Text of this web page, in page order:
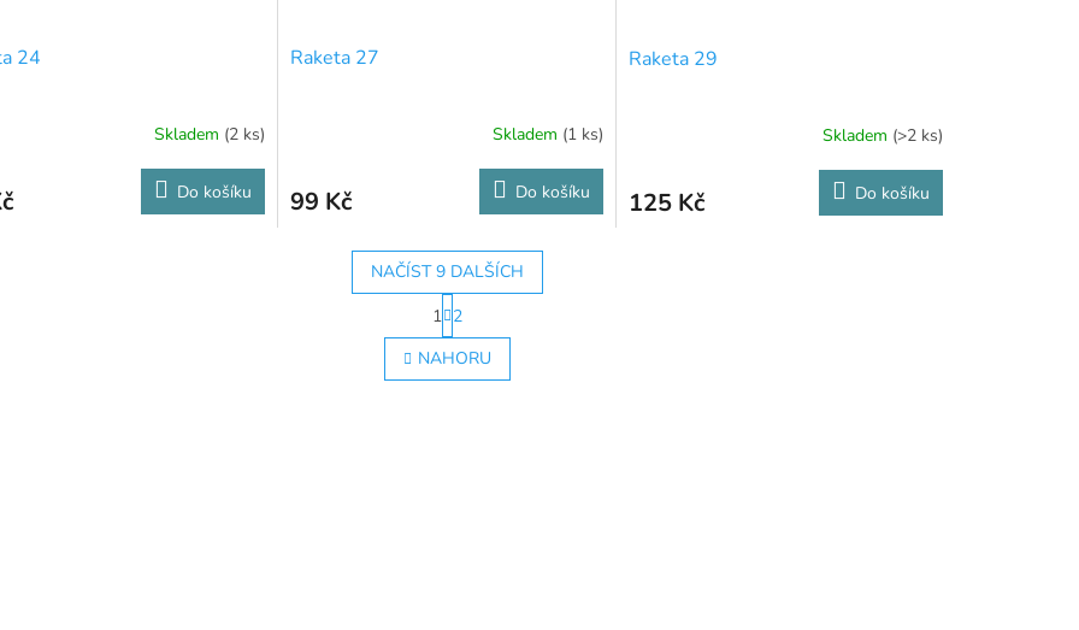
24
Skladem (2 ks)
Do košíku
Raketa 27
Skladem (1 ks)
99 Kč Do košíku
Raketa 29
Skladem (>2 ks)
125 Kč Do košíku
O
v
NAČÍST 9 DALŠÍCH
S
t
r
á
n
1 2
NAHORU